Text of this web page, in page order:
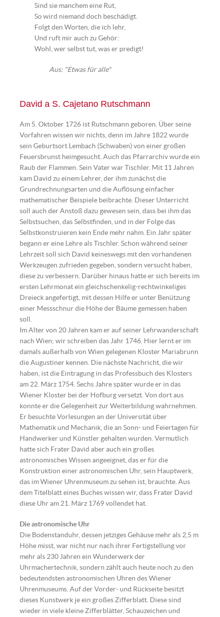
Sind sie manchem eine Rut,
So wird niemand doch beschädigt.
Folgt den Worten, die ich lehr,
Und ruft mir auch zu Gehör:
Wohl, wer selbst tut, was er predigt!
Aus: "Etwas für alle"
David a S. Cajetano Rutschmann
Am 5. Oktober 1726 ist Rutschmann geboren. Über seine
Vorfahren wissen wir nichts, denn im Jahre 1822 wurde
sein Geburtsort Lembach (Schwaben) von einer großen
Feuersbrunst heimgesucht. Auch das Pfarrarchiv wurde ein
Raub der Flammen. Sein Vater war Tischler. Mit 11 Jahren
kam David zu einem Lehrer, der ihm zunächst die
Grundrechnungsarten und die Auflösung einfacher
mathematischer Beispiele beibrachte. Dieser Unterricht
soll auch der Anstoß dazu gewesen sein, dass bei ihm das
Selbstsuchen, das Selbstfinden, und in der Folge das
Selbstkonstruieren kein Ende mehr nahm. Ein Jahr später
begann er eine Lehre als Tischler. Schon während seiner
Lehrzeit soll sich David keineswegs mit den vorhandenen
Werkzeugen zufrieden gegeben, sondern versucht haben,
diese zu verbessern. Darüber hinaus hatte er sich bereits im
ersten Lehrmonat ein gleichschenkelig-rechtwinkeliges
Dreieck angefertigt, mit dessen Hilfe er unter Benützung
einer Messschnur die Höhe der Bäume gemessen haben
soll.
Im Alter von 20 Jahren kam er auf seiner Lehrwanderschaft
nach Wien; wir schreiben das Jahr 1746. Hier lernt er im
damals außerhalb von Wien gelegenen Kloster Mariabrunn
die Augustiner kennen. Die nächste Nachricht, die wir
haben, ist die Eintragung in das Professbuch des Klosters
am 22. März 1754. Sechs Jahre später wurde er in das
Wiener Kloster bei der Hofburg versetzt. Von dort aus
konnte er die Gelegenheit zur Weiterbildung wahrnehmen.
Er besuchte Vorlesungen an der Universität über
Mathematik und Mechanik, die an Sonn- und Feiertagen für
Handwerker und Künstler gehalten wurden. Vermutlich
hatte sich Frater David aber auch ein großes
astronomisches Wissen angeeignet, das er für die
Konstruktion einer astronomischen Uhr, sein Hauptwerk,
das im Wiener Uhrenmuseum zu sehen ist, brauchte. Aus
dem Titelblatt eines Buches wissen wir, dass Frater David
diese Uhr am 21. März 1769 vollendet hat.
Die astronomische Uhr
Die Bodenstanduhr, dessen jetziges Gehäuse mehr als 2,5 m
Höhe misst, war nicht nur nach ihrer Fertigstellung vor
mehr als 230 Jahren ein Wunderwerk der
Uhrmachertechnik, sondern zählt auch heute noch zu den
bedeutendsten astronomischen Uhren des Wiener
Uhrenmuseums. Auf der Vorder- und Rückseite besitzt
dieses Kunstwerk je ein großes Zifferblatt. Diese sind
wieder in viele kleine Zifferblätter, Schauzeichen und